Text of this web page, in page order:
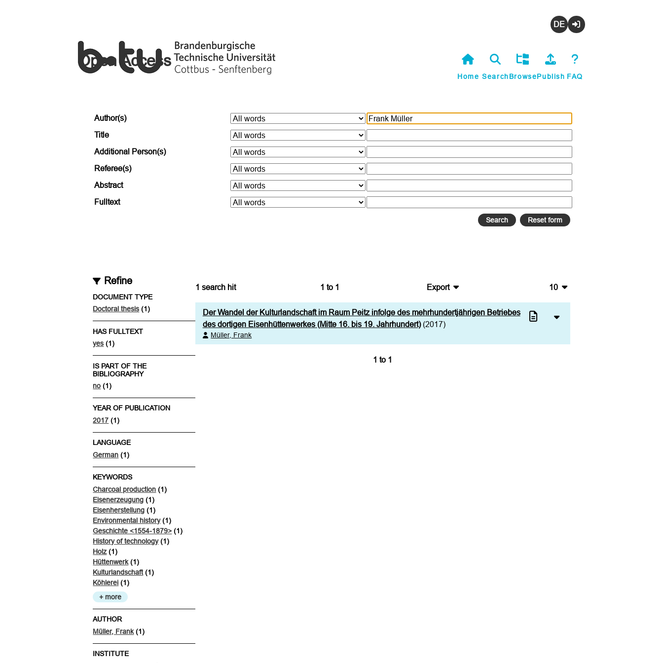
Open Access
HomeSearchBrowsePublish FAQ
Author(s)
Title
Additional Person(s)
Referee(s)
Abstract
Fulltext
Refine
DOCUMENT TYPE
Doctoral thesis (1)
HAS FULLTEXT
yes (1)
IS PART OF THE
BIBLIOGRAPHY
no (1)
YEAR OF PUBLICATION
2017 (1)
LANGUAGE
German (1)
KEYWORDS
Charcoal production (1)
Eisenerzeugung (1)
Eisenherstellung (1)
Environmental history(1)
Geschichte <1554-1879> (1)
History of technology(1)
Holz(1)
Hüttenwerk(1)
Kulturlandschaft(1)
Köhlerei (1)
+ more
AUTHOR
Müller, Frank(1)
INSTITUTE
1 search hit 1 to 1
Export
BibTeX
CSV
10
10
Der Wandel der Kulturlandschaft im Raum Peitz infolge des mehrhundertjährigen Betriebes
des dortigen Eisenhüttenwerkes (Mitte 16. bis 19. Jahrhundert)(2017)
Müller, Frank
1 to 1